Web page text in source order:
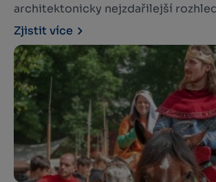
architektonicky nejzdařilejší
republice. Za dobré viditelnosti jsou
na Mařence vidět Alpy, což se již
mnoha jejím návštěvníkům.
Zjistit více